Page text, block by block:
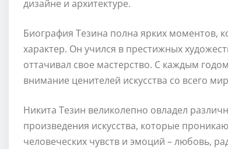
дизайне и архитектуре.
Биография Тезина полна ярких моментов,
характер. Он учился в престижных
оттачивал свое мастерство. С каждым
внимание ценителей искусства со всего
Никита Тезин великолепно овладел
произведения искусства, которые
человеческих чувств и эмоций – любовь,